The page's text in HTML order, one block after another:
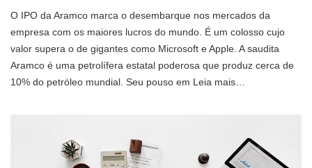
O IPO da Aramco marca o desembarque nos mercados da
empresa com os maiores lucros do mundo. É um colosso cujo
valor supera o de gigantes como Microsoft e Apple. A saudita
Aramco é uma petrolífera estatal poderosa que produz cerca de
10% do petróleo mundial. Seu pouso em Leia mais…